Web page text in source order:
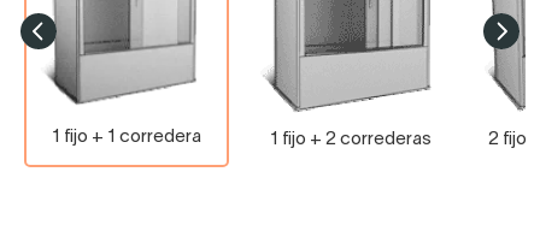
1 fijo + 1 corredera 1 fijo + 2 correderas 2 fijos